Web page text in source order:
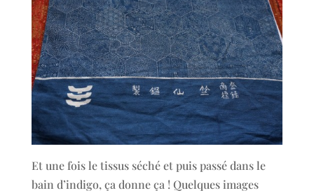
Et une fois le tissus séché et puis passé dans le
bain d’indigo, ça donne ça ! Quelques images